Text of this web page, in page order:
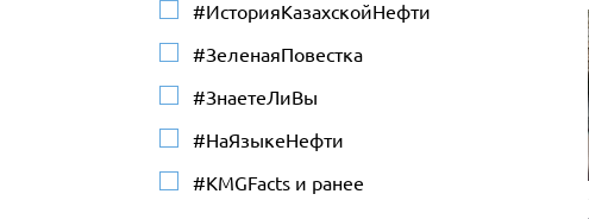
#ИсторияКазахскойНефти
#ЗеленаяПовестка
#ЗнаетеЛиВы
#НаЯзыкеНефти
#KMGFacts и ранее